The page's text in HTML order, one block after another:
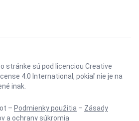
stránke sú pod licenciou Creative
4.0 International , pokiaľ nie je na
inak.
– Podmienky použitia – Zásady
a ochrany súkromia